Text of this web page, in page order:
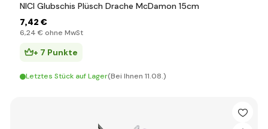
NICI Glubschis Plüsch Drache McDamon 15cm
7,42 €
6,24 € ohne MwSt
+ 7 Punkte
Letztes Stück auf Lager(Bei Ihnen 11.08.)